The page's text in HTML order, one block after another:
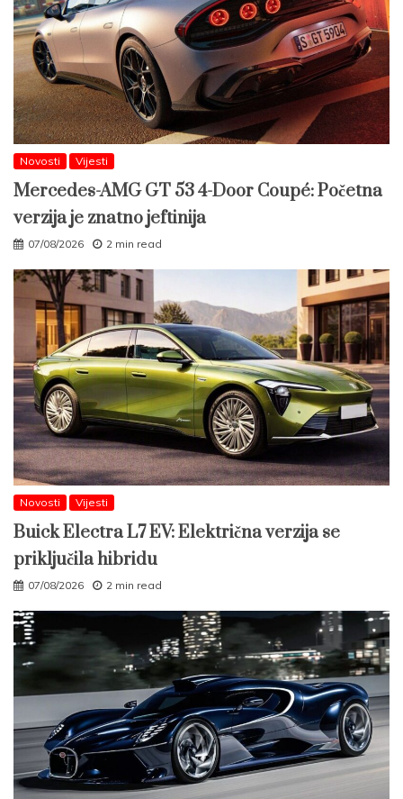
Novosti Vijesti
Mercedes-AMG GT 53 4-Door Coupé: Početna
verzija je znatno jeftinija
07/08/2026 2 min read
Novosti Vijesti
Buick Electra L7 EV: Električna verzija se
priključila hibridu
07/08/2026 2 min read